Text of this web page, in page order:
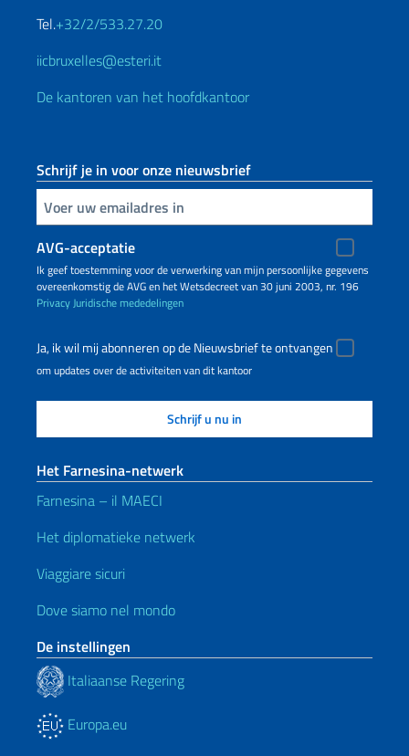
Tel.+32/2/533.27.20
iicbruxelles@esteri.it
De kantoren van het hoofdkantoor
Schrijf je in voor onze nieuwsbrief
Voer uw e-mailadres in
AVG-acceptatie
Ik geef toestemming voor de verwerking van mijn persoonlijke gegevens
overeenkomstig de AVG en het Wetsdecreet van 30 juni 2003, nr. 196
PrivacyJuridische mededelingen
Ja, ik wil mij abonneren op de Nieuwsbrief te ontvangen
om updates over de activiteiten van dit kantoor
Het Farnesina-netwerk
Farnesina – il MAECI
Het diplomatieke netwerk
Viaggiare sicuri
Dove siamo nel mondo
De instellingen
Italiaanse Regering
Europa.eu